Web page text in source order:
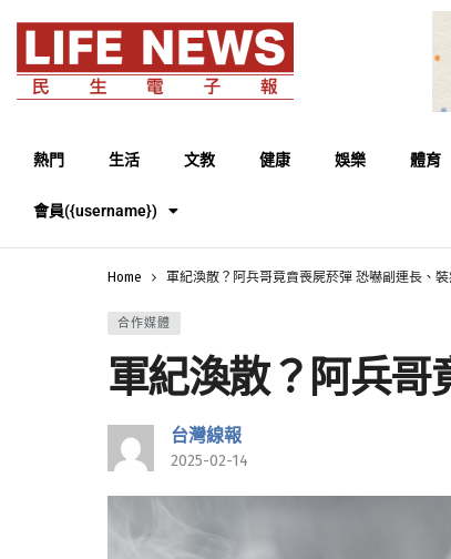
熱門 生活 文教 健康 娛樂 體育
會員({username})
Home 軍紀渙散？阿兵哥竟賣喪屍菸彈 恐嚇副連長、
合作媒體
軍紀渙散？阿兵哥
台灣線報
2025-02-14